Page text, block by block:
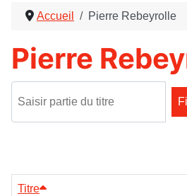
Accueil Pierre Rebeyrolle
Pierre
Titre